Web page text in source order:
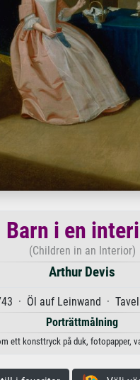
Barn i en
(Children in an Interior)
Arthur Devis
· Öl auf Leinwand ·
Porträttmålning
ett konsttryck på duk, fotopapper,